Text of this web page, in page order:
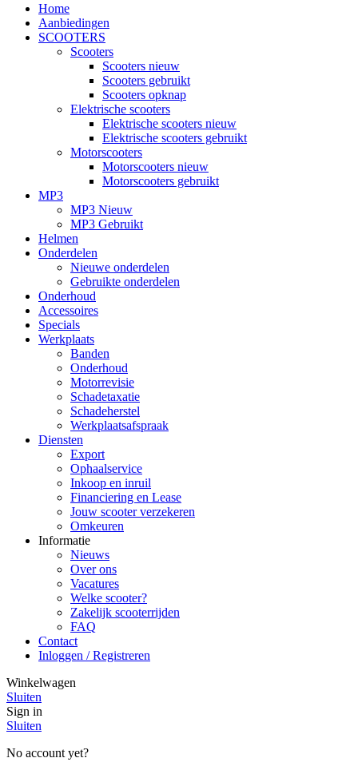
Home
Aanbiedingen
SCOOTERS
Scooters
Scooters nieuw
Scooters gebruikt
Scooters opknap
Elektrische scooters
Elektrische scooters nieuw
Elektrische scooters gebruikt
Motorscooters
Motorscooters nieuw
Motorscooters gebruikt
MP3
MP3 Nieuw
MP3 Gebruikt
Helmen
Onderdelen
Nieuwe onderdelen
Gebruikte onderdelen
Onderhoud
Accessoires
Specials
Werkplaats
Banden
Onderhoud
Motorrevisie
Schadetaxatie
Schadeherstel
Werkplaatsafspraak
Diensten
Export
Ophaalservice
Inkoop en inruil
Financiering en Lease
Jouw scooter verzekeren
Omkeuren
Informatie
Nieuws
Over ons
Vacatures
Welke scooter?
Zakelijk scooterrijden
FAQ
Contact
Inloggen / Registreren
Winkelwagen
Sluiten
Sign in
Sluiten
No account yet?